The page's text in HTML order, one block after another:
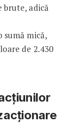
brute, adică
sumă mică,
de 2.430